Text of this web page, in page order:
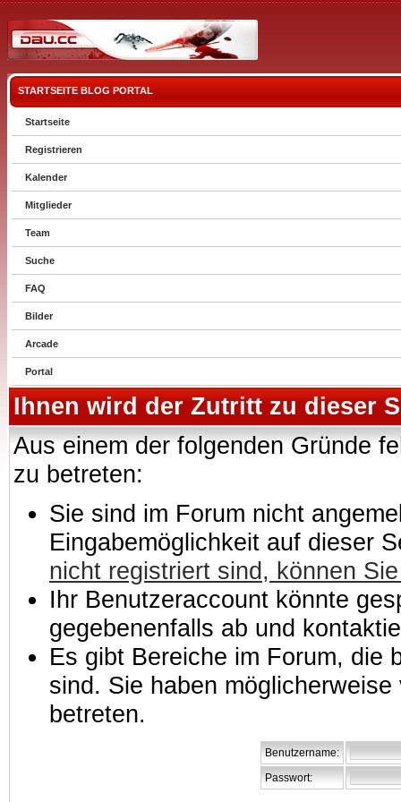
STARTSEITE BLOG PORTAL
Startseite
Registrieren
Kalender
Mitglieder
Team
Suche
FAQ
Bilder
Arcade
Portal
Ihnen wird der Zutritt zu dieser
Aus einem der folgenden Gründe
zu betreten:
Sie sind im Forum nicht
Eingabemöglichkeit auf dieser
nicht registriert sind, können
Ihr Benutzeraccount könnte
gegebenenfalls ab und
Es gibt Bereiche im Forum, die
sind. Sie haben
betreten.
Benutzername:
Passwort: